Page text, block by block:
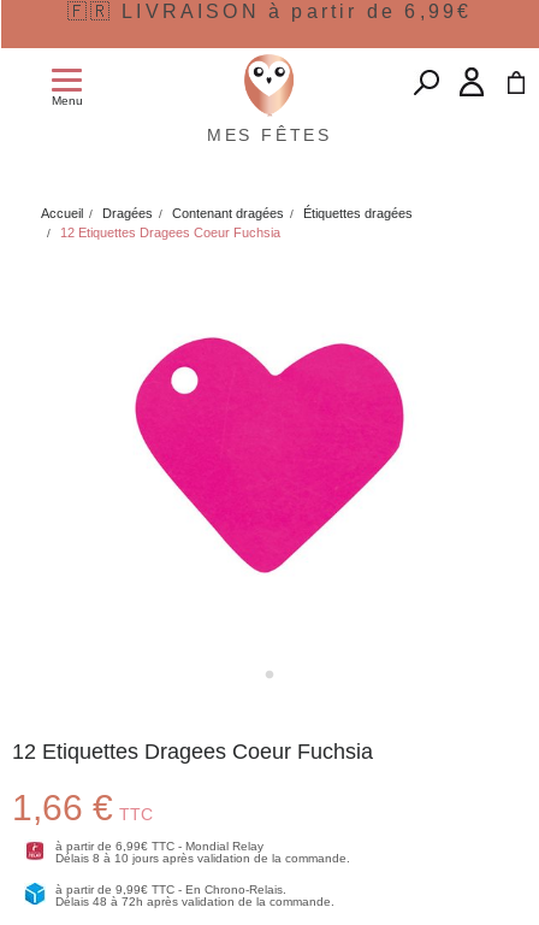
🇫🇷 LIVRAISON à partir de 6,99€
Menu
MES FÊTES
Accueil Dragées Contenant dragées
Étiquettes dragées
12 Etiquettes Dragees Coeur Fuchsia
12 Etiquettes Dragees Coeur Fuchsia
1,66 € TTC
à partir de 6,99€ TTC - Mondial Relay
Délais 8 à 10 jours après validation de la commande.
à partir de 9,99€ TTC - En Chrono-Relais.
Délais 48 à 72h après validation de la commande.